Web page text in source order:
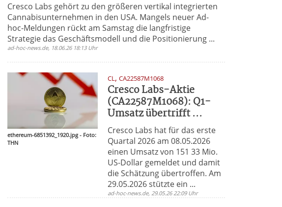
Cresco Labs gehört zu den größeren vertikal integrierten
Cannabisunternehmen in den USA. Mangels neuer Ad-
hoc-Meldungen rückt am Samstag die langfristige
Strategie das Geschäftsmodell und die Positionierung ...
ad-hoc-news.de, 18.06.26 18:13 Uhr
ethereum-6851392_1920.jpg - Foto:
THN
CL ,CA22587M1068
Cresco Labs-Aktie
(CA22587M1068): Q1-
Umsatz übertrifft ...
Cresco Labs hat für das erste
Quartal 2026 am 08.05.2026
einen Umsatz von 151 33 Mio.
US-Dollar gemeldet und damit
die Schätzung übertroffen. Am
29.05.2026 stützte ein ...
ad-hoc-news.de, 29.05.26 22:09 Uhr